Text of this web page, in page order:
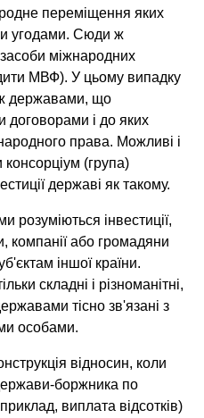
переміщення яких
угодами. Сюди ж
засоби міжнародних
МВФ). У цьому випадку
державами, що
і до яких
права. Можливі і
консорціум (група)
державі як такому.
розуміються інвестиції,
компанії або громадяни
іншої країни.
складні і різноманітні,
тісно зв'язані з
особами.
відносин, коли
боржника по
виплата відсотків)